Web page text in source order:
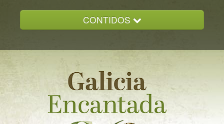
CONTIDOS
GALICIA ENCANTADA
DOCUMENTACION
NOVAS
CONTACTO